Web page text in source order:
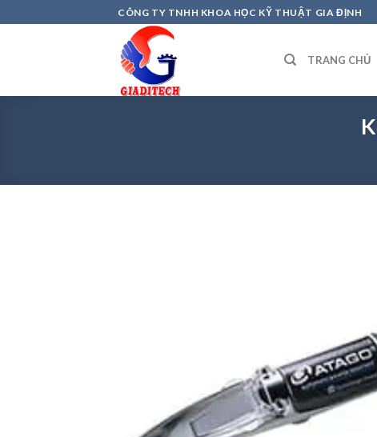
to
CÔNG TY TNHH KHOA HỌC KỸ THUẬT GIA ĐỊNH
TRANG CHỦ